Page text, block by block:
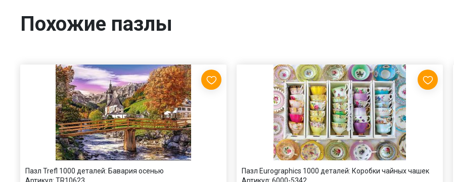
Похожие пазлы
Пазл Trefl 1000 деталей: Бавария осенью
Артикул: TR10623
Пазл Eurographics 1000 деталей: Коробки чайных чашек
Артикул: 6000-5342